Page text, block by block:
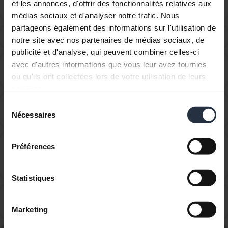
et les annonces, d'offrir des fonctionnalités relatives aux
médias sociaux et d'analyser notre trafic. Nous
partageons également des informations sur l'utilisation de
notre site avec nos partenaires de médias sociaux, de
publicité et d'analyse, qui peuvent combiner celles-ci
avec d'autres informations que vous leur avez fournies
ou qu'ils ont collectées lors de votre utilisation de leurs
Nécessaires
Préférences
Statistiques
Marketing
directly with a computer or softphone?
Can I use my headset while it is charging?
Can I use my new Jabra Bluetooth device with other
devices that have older Bluetooth versions?
audio cable?
chevron_right
Do I have audio and call control on my Jabra device
when I use it with computer softphones on the Linux chevron_right
Jabra Link Bluetooth adapter using Jabra Direct?
chevron_right